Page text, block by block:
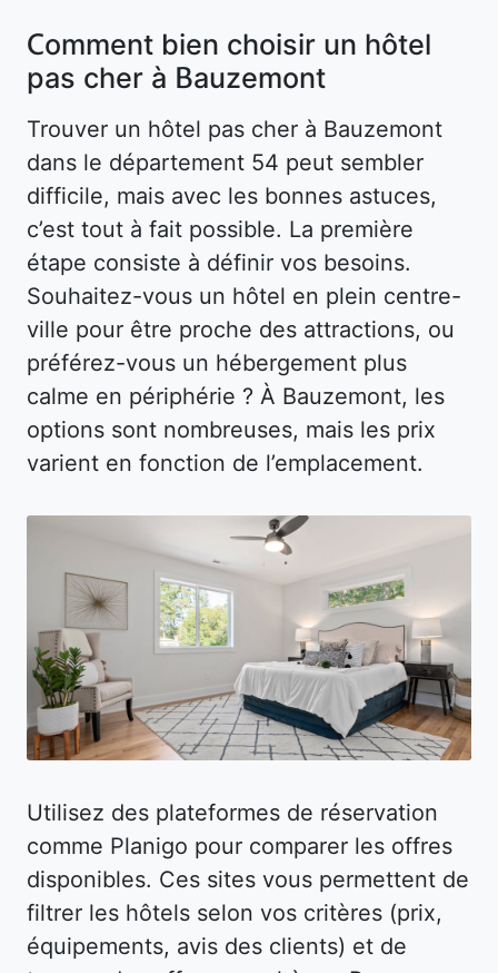
Comment bien choisir un hôtel
pas cher à Bauzemont
Trouver un hôtel pas cher à Bauzemont
dans le département 54 peut sembler
difficile, mais avec les bonnes astuces,
c’est tout à fait possible. La première
étape consiste à définir vos besoins.
Souhaitez-vous un hôtel en plein centre-
ville pour être proche des attractions, ou
préférez-vous un hébergement plus
calme en périphérie ? À Bauzemont, les
options sont nombreuses, mais les prix
varient en fonction de l’emplacement.
Utilisez des plateformes de réservation
comme Planigo pour comparer les offres
disponibles. Ces sites vous permettent de
filtrer les hôtels selon vos critères (prix,
équipements, avis des clients) et de